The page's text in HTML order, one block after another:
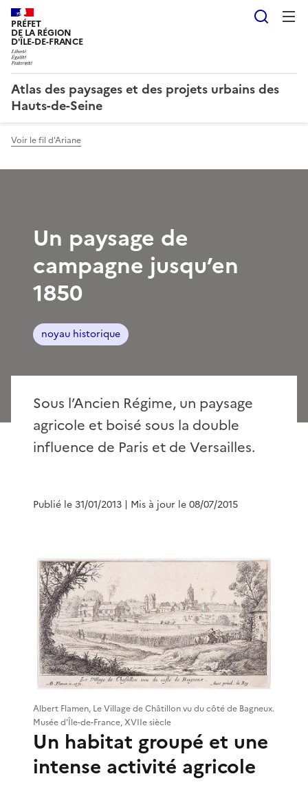
PRÉFET
DE LA RÉGION
D'ÎLE-DE-FRANCE
Atlas des paysages et des projets urbains des
Hauts-de-Seine
Voir le fil d'Ariane
Un paysage de
campagne jusqu’en
1850
noyau historique
Sous l’Ancien Régime, un paysage
agricole et boisé sous la double
influence de Paris et de Versailles.
Publié le 31/01/2013 | Mis à jour le 08/07/2015
Albert Flamen, Le Village de Châtillon vu du côté de Bagneux.
Musée d'Île-de-France, XVIIe siècle
Un habitat groupé et une
intense activité agricole